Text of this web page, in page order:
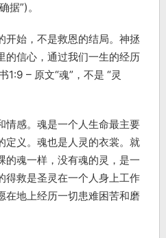
据”)。
开始，不是救恩的结局。神拯
的信心，通过我们一生的经历
1:9 – 原文“魂”，不是 “灵
情感。魂是一个人生命最主要
定义。魂也是人灵的衣裳。就
的魂一样，没有魂的灵，是一
得救是圣灵在一个人身上工作
在地上经历一切患难困苦和磨